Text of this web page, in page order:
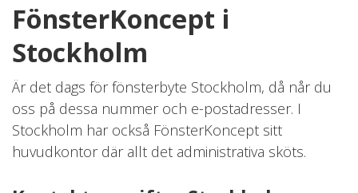
FönsterKoncept i
Stockholm
Är det dags för fönsterbyte Stockholm, då når du
oss på dessa nummer och e-postadresser. I
Stockholm har också FönsterKoncept sitt
huvudkontor där allt det administrativa sköts.